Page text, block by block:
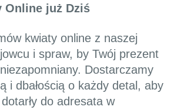
Online już Dziś
kwiaty online z naszej
i spraw, by Twój prezent
Dostarczamy
i dbałością o każdy detal, aby
do adresata w